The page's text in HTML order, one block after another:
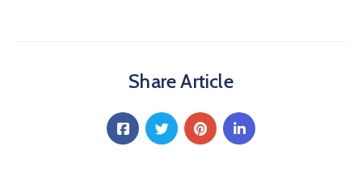
Share Article